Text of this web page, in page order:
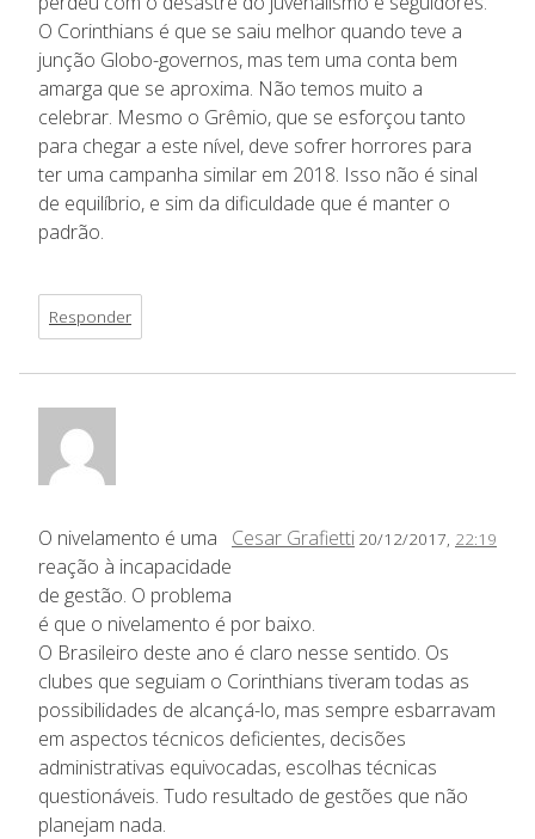
O Corinthians é que se saiu melhor quando teve a
junção Globo-governos, mas tem uma conta bem
amarga que se aproxima. Não temos muito a
celebrar. Mesmo o Grêmio, que se esforçou tanto
para chegar a este nível, deve sofrer horrores para
ter uma campanha similar em 2018. Isso não é sinal
de equilíbrio, e sim da dificuldade que é manter o
padrão.
Responder
Cesar Grafietti 20/12/2017, 22:19
O nivelamento é uma
reação à incapacidade
de gestão. O problema
é que o nivelamento é por baixo.
O Brasileiro deste ano é claro nesse sentido. Os
clubes que seguiam o Corinthians tiveram todas as
possibilidades de alcançá-lo, mas sempre esbarravam
em aspectos técnicos deficientes, decisões
administrativas equivocadas, escolhas técnicas
questionáveis. Tudo resultado de gestões que não
planejam nada.